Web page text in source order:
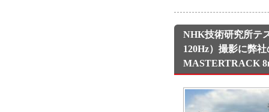
NHK技術研究所テ
120Hz）撮影に弊
MASTERTRACK